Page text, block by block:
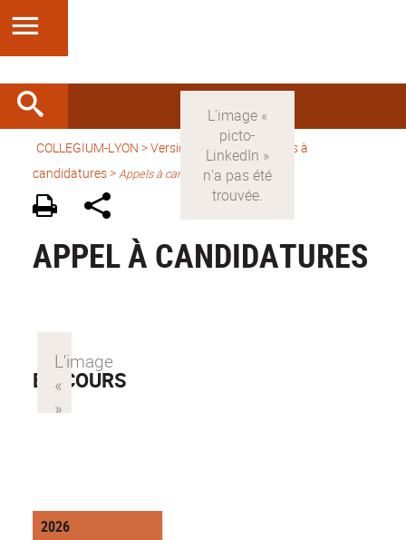
COLLEGIUM-LYON >Version française> Appels à
candidatures >Appels à candidature
APPEL À CANDIDATURES
EN COURS
2026